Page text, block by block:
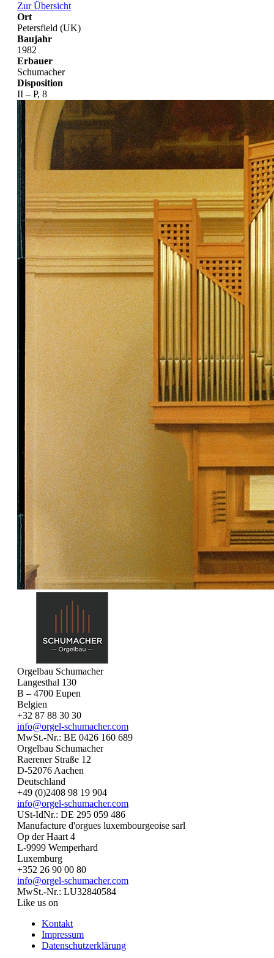
Zur Übersicht
Ort
Petersfield (UK)
Baujahr
1982
Erbauer
Schumacher
Disposition
II – P, 8
Orgelbau Schumacher
Langesthal 130
B – 4700 Eupen
Belgien
+32 87 88 30 30
info@orgel-schumacher.com
MwSt.-Nr.: BE 0426 160 689
Orgelbau Schumacher
Raerener Straße 12
D-52076 Aachen
Deutschland
+49 (0)2408 98 19 904
info@orgel-schumacher.com
USt-IdNr.: DE 295 059 486
Manufacture d'orgues luxembourgeoise sarl
Op der Haart 4
L-9999 Wemperhard
Luxemburg
+352 26 90 00 80
info@orgel-schumacher.com
MwSt.-Nr.: LU32840584
Like us on
Kontakt
Impressum
Datenschutzerklärung